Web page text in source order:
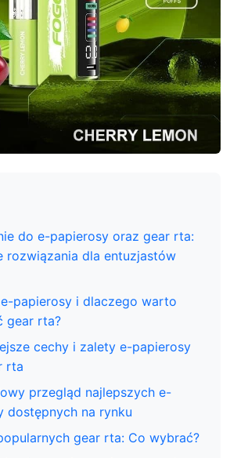
do e-papierosy oraz gear rta:
rozwiązania dla entuzjastów
papierosy i dlaczego warto
gear rta?
cechy i zalety e-papierosy
rta
przegląd najlepszych e-
dostępnych na rynku
gear rta: Co wybrać?